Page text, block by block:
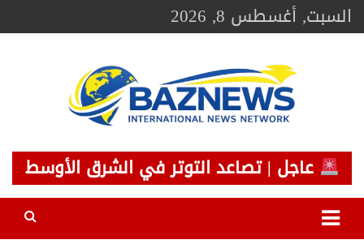
Skip
toالسبت, أغسطس 8, 2026
BAZNEWS
شبكة باز الإخبارية
عاجل | تصاعد التوتر في الشرق الأوسط